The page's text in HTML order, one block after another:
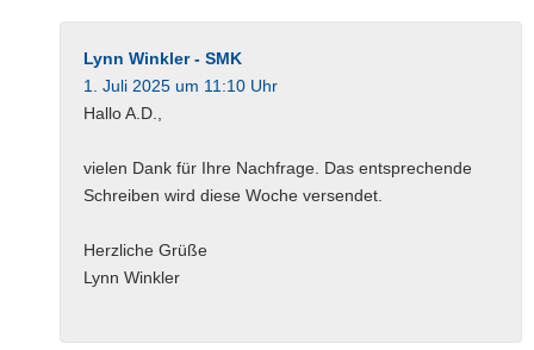
Lynn Winkler - SMK
1. Juli 2025 um 11:10 Uhr
Hallo A.D.,
vielen Dank für Ihre Nachfrage. Das entsprechende
Schreiben wird diese Woche versendet.
Herzliche Grüße
Lynn Winkler